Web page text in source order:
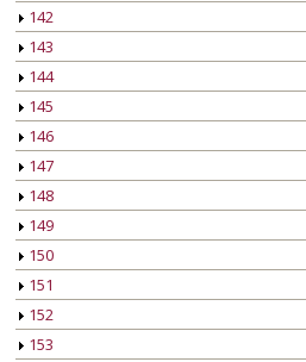
142
143
144
145
146
147
148
149
150
151
152
153